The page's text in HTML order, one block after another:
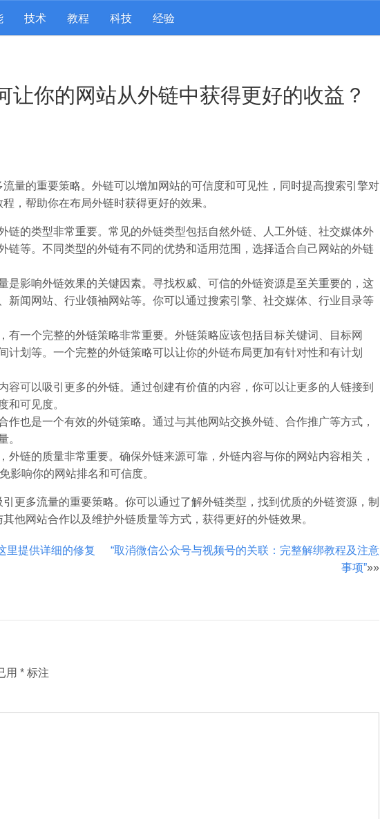
技术 教程 科技 经验
让你的网站从外链中获得更好的收益？
量的重要策略。外链可以增加网站的可信度和可见性，同时提高搜索引擎对
，帮助你在布局外链时获得更好的效果。
链的类型非常重要。常见的外链类型包括自然外链、人工外链、社交媒体外
链等。不同类型的外链有不同的优势和适用范围，选择适合自己网站的外链
是影响外链效果的关键因素。寻找权威、可信的外链资源是至关重要的，这
新闻网站、行业领袖网站等。你可以通过搜索引擎、社交媒体、行业目录等
有一个完整的外链策略非常重要。外链策略应该包括目标关键词、目标网
计划等。一个完整的外链策略可以让你的外链布局更加有针对性和有计划
容可以吸引更多的外链。通过创建有价值的内容，你可以让更多的人链接到
和可见度。
作也是一个有效的外链策略。通过与其他网站交换外链、合作推广等方式，
。
外链的质量非常重要。确保外链来源可靠，外链内容与你的网站内容相关，
影响你的网站排名和可信度。
更多流量的重要策略。你可以通过了解外链类型，找到优质的外链资源，制
他网站合作以及维护外链质量等方式，获得更好的外链效果。
里提供详细的修复
“取消微信公众号与视频号的关联：完整解绑教程及注意
事项”»»
用 * 标注